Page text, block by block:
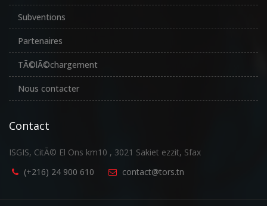
Subventions
Partenaires
TÃ©lÃ©chargement
Nous contacter
Contact
ISGIS, CitÃ© El Ons km10 , 3021 Sakiet ezzit, Sfax
(+216) 24 900 610
contact@tors.tn